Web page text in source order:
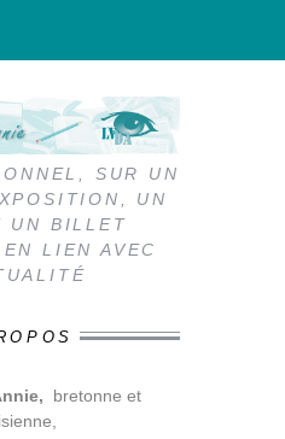
SUR UN
UN
UN BILLET
LIEN AVEC
bretonne et